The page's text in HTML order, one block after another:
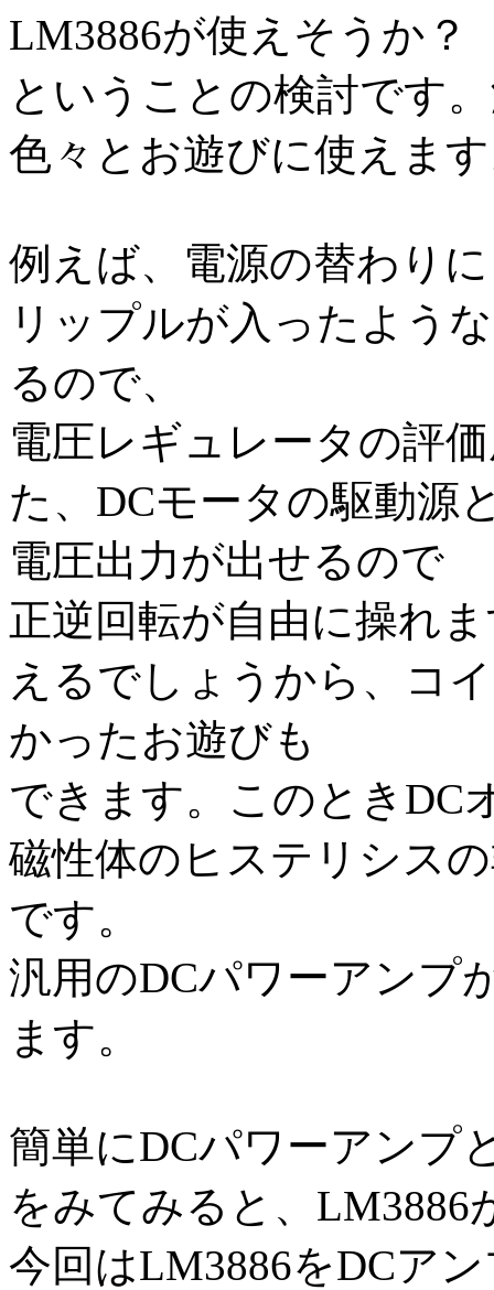
LM3886が使えそうか？
ということの検討です
色々とお遊びに使えま
例えば、電源の替わり
リップルが入ったよう
るので、
電圧レギュレータの評
た、DCモータの駆動源
電圧出力が出せるので
正逆回転が自由に操れ
えるでしょうから、コ
かったお遊びも
できます。このときDC
磁性体のヒステリシス
です。
汎用のDCパワーアンプ
ます。
簡単にDCパワーアンプ
をみてみると、LM3886
今回はLM3886をDCア